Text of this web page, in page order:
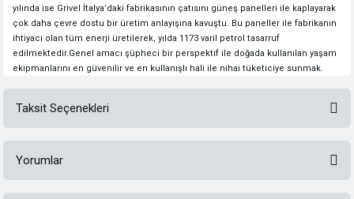
yılında ise Grivel İtalya’daki fabrikasının çatısını güneş panelleri ile kaplayarak
çok daha çevre dostu bir üretim anlayışına kavuştu. Bu paneller ile fabrikanın
ihtiyacı olan tüm enerji üretilerek, yılda 1173 varil petrol tasarruf
edilmektedir.Genel amacı şüpheci bir perspektif ile doğada kullanılan yaşam
ekipmanlarını en güvenilir ve en kullanışlı hali ile nihai tüketiciye sunmak.
Taksit Seçenekleri
Yorumlar